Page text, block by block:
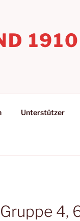
1910
Unterstützer
4,